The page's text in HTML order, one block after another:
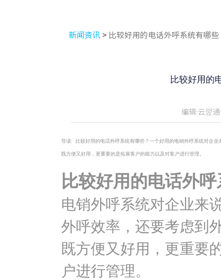
新闻资讯 > 比较好用的电话外呼系统有哪些
比较好用的
编辑:云翌
导读: 比较好用的电话外呼系统有哪些？一个好用的电销外呼系统对企
既方便又好用，更重要的是拓展客户的能力以及对客户进行管理。
比较好用的电话外
电销外呼系统对企业来
外呼效率，还要考虑到
既方便又好用，更重要
户进行管理。